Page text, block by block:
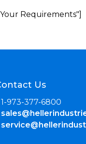
Requirements"]
Us
1-973-377-6800